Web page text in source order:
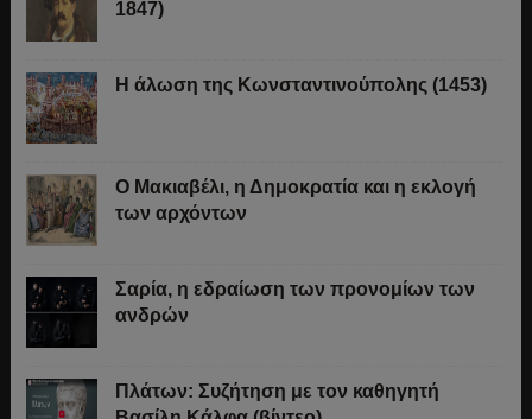
1847)
Η άλωση της Κωνσταντινούπολης (1453)
Ο Μακιαβέλι, η Δημοκρατία και η εκλογή
των αρχόντων
Σαρία, η εδραίωση των προνομίων των
ανδρών
Πλάτων: Συζήτηση με τον καθηγητή